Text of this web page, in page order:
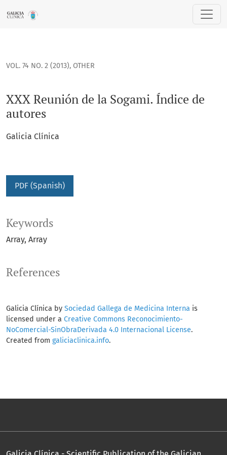
VOL. 74 NO. 2 (2013), OTHER
XXX Reunión de la Sogami. Índice de
autores
Galicia Clínica
PDF (Spanish)
Keywords
Array Array
References
Galicia Clínica by Sociedad Gallega de Medicina Interna is
licensed under a Creative Commons Reconocimiento-
NoComercial-SinObraDerivada 4.0 Internacional License.
Created from galiciaclinica.info.